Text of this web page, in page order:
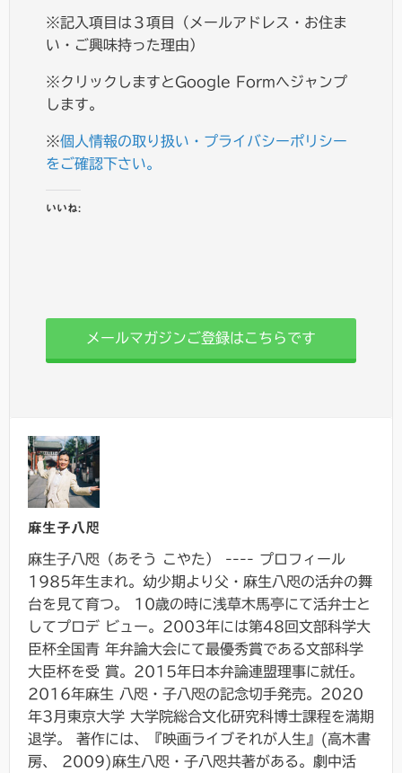
※記入項目は３項目（メールアドレス・お住ま
い・ご興味持った理由）
※クリックしますとGoogle Formへジャンプ
します。
※個人情報の取り扱い・プライバシーポリシー
をご確認下さい。
いいね:
メールマガジンご登録はこちらです
麻生子八咫
麻生子八咫（あそう こやた） ---- プロフィール
1985年生まれ。幼少期より父・麻生八咫の活弁の舞
台を見て育つ。 10歳の時に浅草木馬亭にて活弁士と
してプロデ ビュー。2003年には第48回文部科学大
臣杯全国青 年弁論大会にて最優秀賞である文部科学
大臣杯を受 賞。2015年日本弁論連盟理事に就任。
2016年麻生 八咫・子八咫の記念切手発売。2020
年3月東京大学 大学院総合文化研究科博士課程を満期
退学。 著作には、『映画ライブそれが人生』(高木書
房、 2009)麻生八咫・子八咫共著がある。劇中活